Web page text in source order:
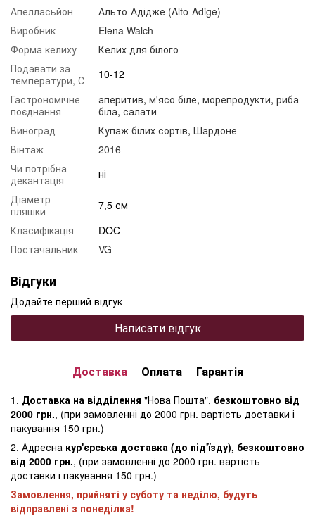
Апелласьйон
Альто-Адідже (Alto-Adige)
Виробник
Elena Walch
Форма келиху
Келих для білого
Подавати за
температури, С
10-12
Гастрономічне
поєднання
аперитив, м'ясо біле, морепродукти, риба
біла, салати
Виноград
Купаж білих сортів, Шардоне
Вінтаж
2016
Чи потрібна
декантація
ні
Діаметр
пляшки
7,5 см
Класифікація
DOC
Постачальник
VG
Відгуки
Додайте перший відгук
Написати відгук
Доставка Оплата Гарантія
1. Доставка на відділення "Нова Пошта", безкоштовно від
2000 грн., (при замовленні до 2000 грн. вартість доставки і
пакування 150 грн.)
2. Адресна кур'єрська доставка (до під'їзду), безкоштовно
від 2000 грн., (при замовленні до 2000 грн. вартість
доставки і пакування 150 грн.)
Замовлення, прийняті у суботу та неділю, будуть
відправлені з понеділка!